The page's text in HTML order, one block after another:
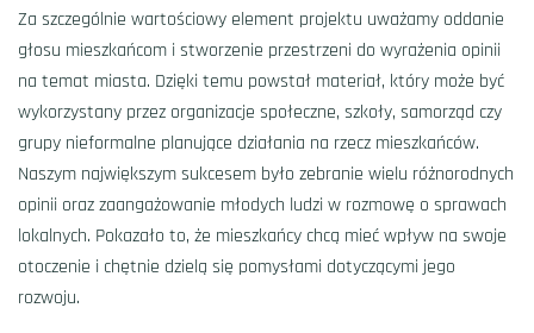
Za szczególnie wartościowy element projektu uważamy oddanie
głosu mieszkańcom i stworzenie przestrzeni do wyrażenia opinii
na temat miasta. Dzięki temu powstał materiał, który może być
wykorzystany przez organizacje społeczne, szkoły, samorząd czy
grupy nieformalne planujące działania na rzecz mieszkańców.
Naszym największym sukcesem było zebranie wielu różnorodnych
opinii oraz zaangażowanie młodych ludzi w rozmowę o sprawach
lokalnych. Pokazało to, że mieszkańcy chcą mieć wpływ na swoje
otoczenie i chętnie dzielą się pomysłami dotyczącymi jego
rozwoju.